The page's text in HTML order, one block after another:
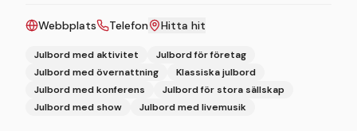
Webbplats Telefon Hitta hit
Julbord med aktivitet
Julbord för företag
Julbord med övernattning
Klassiska julbord
Julbord med konferens
Julbord för stora sällskap
Julbord med show
Julbord med livemusik